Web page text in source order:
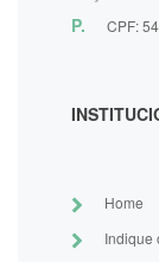
P. CPF:
Home
Indique